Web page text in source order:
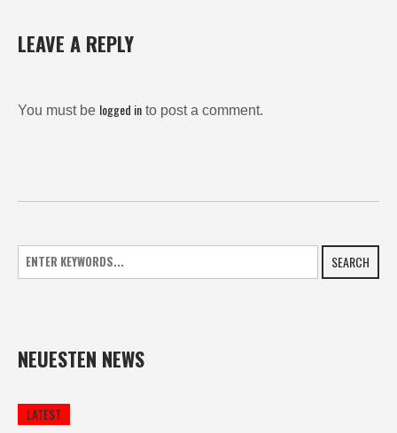
LEAVE A REPLY
You must be logged in to post a comment.
SEARCH
NEUESTEN NEWS
LATEST